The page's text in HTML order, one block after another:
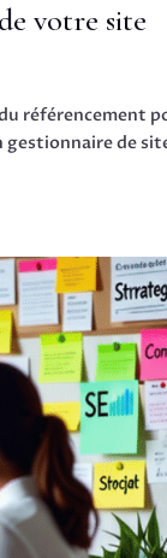
votre site
référencement
gestionnaire de